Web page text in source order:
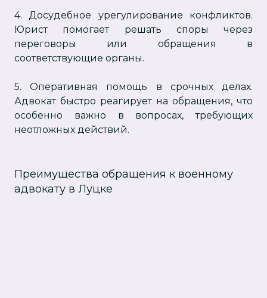
4. Досудебное урегулирование конфликтов.
Юрист помогает решать споры через
переговоры или обращения в
соответствующие органы.
5. Оперативная помощь в срочных делах.
Адвокат быстро реагирует на обращения, что
особенно важно в вопросах, требующих
неотложных действий.
Преимущества обращения к военному
адвокату в Луцке